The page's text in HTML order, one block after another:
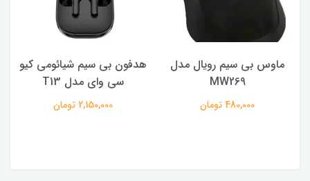
ماوس بی سیم رویال مدل
MW269
480,000 تومان
هدفون بی سیم شیائومی کیو
سی وای مدل T13
2,150,000 تومان